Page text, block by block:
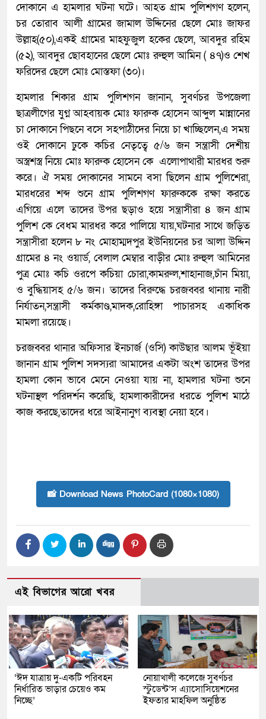
দোকানে এ হামলার ঘটনা ঘটে। আহত গ্রাম পুলিশগণ হলেন,
চর তোরাব আলী গ্রামের জামাল উদ্দিনের ছেলে মোঃ জাফর
উল্লাহ(৫০),একই গ্রামের মাহফুজুল হকের ছেলে, আবদুর রহিম
(৫২), আবদুর ছোবহানের ছেলে মোঃ রুহুল আমিন ( ৪৭)ও শেখ
ফরিদের ছেলে মোঃ মোস্তফা (৩০)।
হামলার শিকার গ্রাম পুলিশগন জানান, সুবর্ণচর উপজেলা
ছাত্রলীগের যুগ্ন আহবায়ক মোঃ ফারুক হোসেন আব্দুল মান্নানের
চা দোকানে পিছনে বসে সহপাঠীদের নিয়ে চা খাচ্ছিলেন,এ সময়
ওই দোকানে ঢুকে কচির নেতৃত্বে ৫/৬ জন সন্ত্রাসী দেশীয়
অস্ত্রশস্ত্র নিয়ে মোঃ ফারুক হোসেন কে এলোপাথারী মারধর শুরু
করে। ঐ সময় দোকানের সামনে বসা ছিলেন গ্রাম পুলিশেরা,
মারধরের শব্দ শুনে গ্রাম পুলিশগণ ফারুককে রক্ষা করতে
এগিয়ে এলে তাদের উপর ছড়াও হয়ে সন্ত্রাসীরা ৪ জন গ্রাম
পুলিশ কে বেধম মারধর করে পালিয়ে যায়,ঘটনার সাথে জড়িত
সন্ত্রাসীরা হলেন ৮ নং মোহাম্মদপুর ইউনিয়নের চর আলা উদ্দিন
গ্রামের ৪ নং ওয়ার্ড, বেলাল মেম্বার বাড়ীর মোঃ রুহুল আমিনের
পুত্র মোঃ কচি ওরপে কচিয়া চোরা,কামরুল,শাহানাজ,চাঁন মিয়া,
ও বুদ্ধিয়াসহ ৫/৬ জন। তাদের বিরুদ্ধে চরজব্বর থানায় নারী
নির্যাতন,সন্ত্রাসী কর্মকাণ্ড,মাদক,রোহিঙ্গা পাচারসহ একাধিক
মামলা রয়েছে।
চরজব্বর থানার অফিসার ইনচার্জ (ওসি) কাউছার আলম ভূঁইয়া
জানান গ্রাম পুলিশ সদস্যরা আমাদের একটা অংশ তাদের উপর
হামলা কোন ভাবে মেনে নেওয়া যায় না, হামলার ঘটনা শুনে
ঘটনাস্থল পরিদর্শন করেছি, হামলাকারীদের ধরতে পুলিশ মাঠে
কাজ করছে,তাদের ধরে আইনানুগ ব্যবস্থা নেয়া হবে।
📸 Download News PhotoCard (1080×1080)
এই বিভাগের আরো খবর
‘ঈদ যাত্রায় দু-একটি পরিবহন
নির্ধারিত ভাড়ার চেয়েও কম
নিচ্ছে’
নোয়াখালী কলেজে সুবর্ণচর
স্টুডেন্ট’স এ্যাসোসিয়েশনের
ইফতার মাহফিল অনুষ্ঠিত